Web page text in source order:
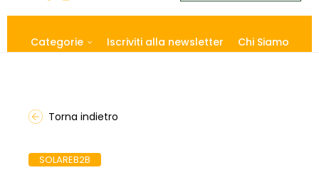
Categorie Iscriviti alla newsletter Chi Siamo
Torna indietro
SOLAREB2B